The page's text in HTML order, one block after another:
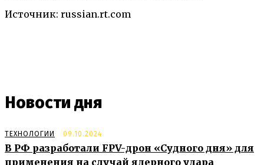
Источник: russian.rt.com
Новости дня
ТЕХНОЛОГИИ 09.10.2024
В РФ разработали FPV-дрон «Судного дня» для
применения на случай ядерного удара